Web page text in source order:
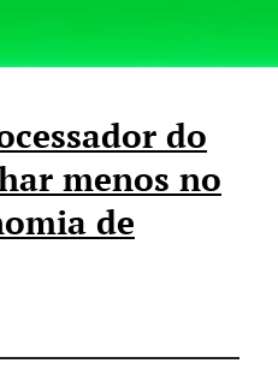
do
menos no
de